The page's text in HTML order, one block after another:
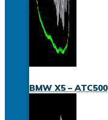
BMW X5 – ATC500